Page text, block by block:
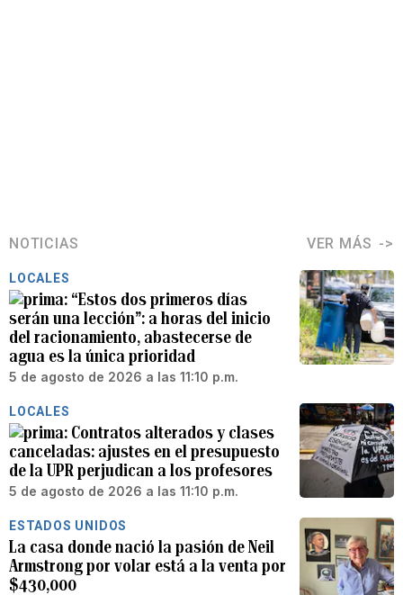
NOTICIAS VER MÁS
LOCALES
“Estos dos primeros días
serán una lección”: a horas del inicio
del racionamiento, abastecerse de
agua es la única prioridad
5 de agosto de 2026 a las 11:10 p.m.
LOCALES
Contratos alterados y clases
canceladas: ajustes en el presupuesto
de la UPR perjudican a los profesores
5 de agosto de 2026 a las 11:10 p.m.
ESTADOS UNIDOS
La casa donde nació la pasión de Neil
Armstrong por volar está a la venta por
$430,000